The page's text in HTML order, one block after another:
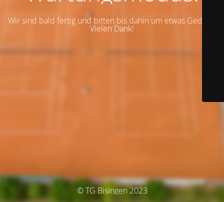
Wir sind bald fertig und bitten bis dahin um etwas Geduld.
Vielen Dank!
© TG Bisingen 2023